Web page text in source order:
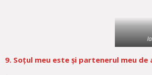
9. Soțul meu este și partenerul meu de